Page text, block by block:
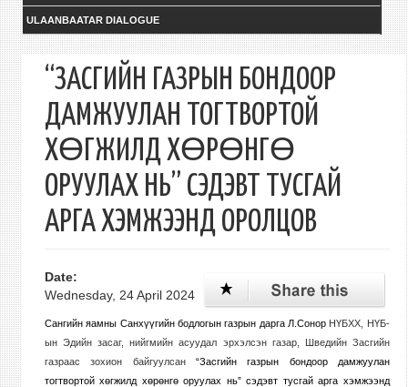
ULAANBAATAR DIALOGUE
“ЗАСГИЙН ГАЗРЫН БОНДООР
ДАМЖУУЛАН ТОГТВОРТОЙ
ХӨГЖИЛД ХӨРӨНГӨ
ОРУУЛАХ НЬ” СЭДЭВТ ТУСГАЙ
АРГА ХЭМЖЭЭНД ОРОЛЦОВ
Date:
Wednesday, 24 April 2024
Сангийн яамны Санхүүгийн бодлогын газрын дарга Л.Сонор НҮБХХ, НҮБ-
ын Эдийн засаг, нийгмийн асуудал эрхэлсэн газар, Шведийн Засгийн
газраас зохион байгуулсан“Засгийн газрын бондоор дамжуулан
тогтвортой хөгжилд хөрөнгө оруулах нь” сэдэвт тусгай арга хэмжээнд